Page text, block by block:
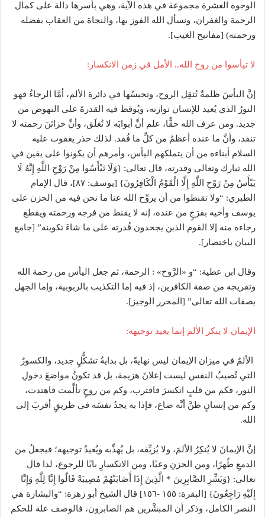
الوجوه العشرة مجموعة في هذه الآية، وهي بأسرها دالة على كمال
الرحمة والغفران، ونسأل الله الفوز بها، والنجاة من العقاب بفضله
ورحمته) [مفاتيح الغيب].
لا تيأسوا من روح الله.. الأمل في زمن الانكسار:
إنَّ اليأسَ ظلمةٌ تُثقِل الروح، وتحبسُها في دائرة الألم، أمَّا الرجاءُ فهو
النورُ الذي يُعيد للإنسان توازنه، ويُوقظ فيه القدرةَ على النهوض من
جديد. ومن عرف الله حقًّا، علم أنَّ أبوابَه لا تُغلَق، وأنَّ خزائنَ رحمته لا
تنفد، وأنَّ ما عنده أعظمُ من كلِّ ما فُقد. لذلك حذر يعقوب عليه
السلام أبناءه من أن يتملكهم اليأس، وأمرهم أن يكونوا على يقين في
الله تبارك وتعالى وقدرته، قال تعالى: {وَلَا تَيْأَسُوا مِنْ رَوْحِ اللَّهِ إِنَّهُ لَا
يَيْأَسُ مِنْ رَوْحِ اللَّهِ إِلَّا الْقَوْمُ الْكَافِرُونَ} [يوسف: ٨٧]، قال الإمام
الطبري: “ولا تقنطوا من أن يروِّح الله عنا ما نحن فيه من الحزن على
يوسف وأخيه بفرَجٍ من عنده، إنه لا يقنط من فرجه ورحمته ويقطع
رجاءه منه إلا القوم الذين يجحدون قُدرته على ما شاءَ تكوينه” [جامع
البيان باختصار].
وقال ابن عطية: “و «الرَّوح» : الرحمة، ثم جعل اليأس من رحمة الله
وتفريجه من صفة الكافرين، إذ فيه إما التكذيب بالربوبية، وإما الجهل
بصفات الله تعالى” [المحرر الوجيز].
الإيمان لا ينكر الألم إنما يعيد توجيهه:
الألمُ في ميزان الإيمان ليس نهايةً، بل بدايةُ تشكُّلٍ جديد، والكسورُ
التي تُصيبُ النفس ليست إعلانَ هزيمة، بل قد تكونُ مواضعَ دخولِ
النور، فكم من قلبٍ انكسرَ فاقترب، وكم من روحٍ تألَّمت فاهتدت،
وكم من إنسانٍ ظنَّ أنَّه ضاع، فإذا به يجدُ نفسَه في طريقٍ أقربَ إلى
الله.
إنَّ الإيمانَ لا يُنكِرُ الألمَ، ولا يُزيِّفه، بل يُهذِّبه ويُعيدُ توجيهه؛ فيجعلُ من
الدمعِ طُهرًا، ومن الحزنِ وعيًا، ومن الانكسارِ بابًا للرجوع، لذا قال
تعالى: {وَبَشِّرِ الصَّابِرِينَ * الَّذِينَ إِذَا أَصَابَتْهُمْ مُصِيبَةٌ قَالُوا إِنَّا لِلَّهِ وَإِنَّا
إِلَيْهِ رَاجِعُونَ} [البقرة: ١٥٥ -١٥٦] قال الشيخ أبو زهرة: “والبشارة هي
النصر الكامل، وذكر أن المبشَّرين هم الصابرون، فالوصف علة للحكم